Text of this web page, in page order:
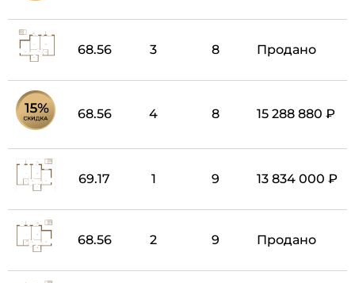
68.56 3 8 Продано
68.56 4 8 15 288 880 ₽
69.17 1 9 13 834 000 ₽
68.56 2 9 Продано